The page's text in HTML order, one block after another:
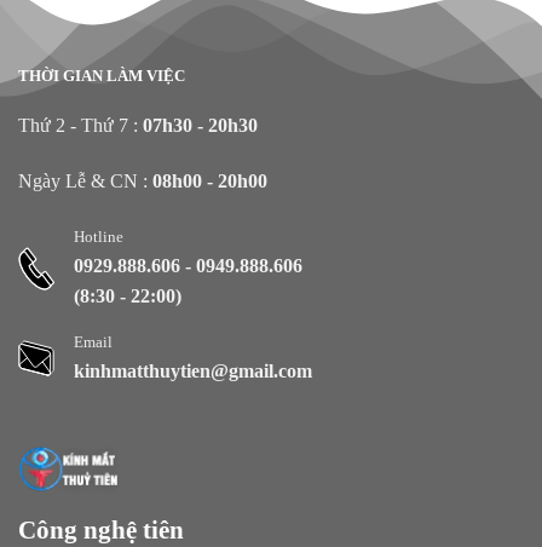
Công nghệ tiên
THỜI GIAN LÀM VIỆC
Thứ 2 - Thứ 7 : 07h30 - 20h30
Ngày Lễ & CN : 08h00 - 20h00
Hotline
0929.888.606 - 0949.888.606
(8:30 - 22:00)
Email
kinhmatthuytien@gmail.com